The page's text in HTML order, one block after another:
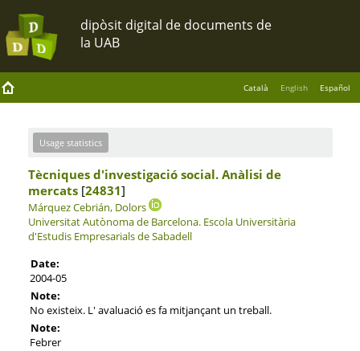
Català English Español
Usage statistics
Tècniques d'investigació social. Anàlisi de
mercats[24831]
Márquez Cebrián, Dolors
Universitat Autònoma de Barcelona. Escola Universitària
d'Estudis Empresarials de Sabadell
Date:
2004-05
Note:
No existeix. L' avaluació es fa mitjançant un treball.
Note:
Febrer